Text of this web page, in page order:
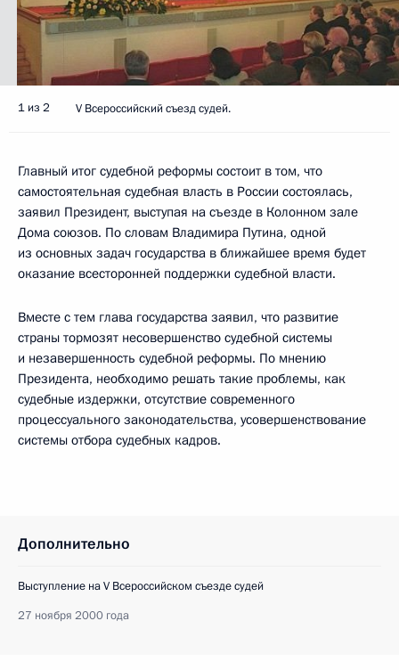
1 из 2 V Всероссийский съезд судей.
Главный итог судебной реформы состоит в том, что
самостоятельная судебная власть в России состоялась,
заявил Президент, выступая на съезде в Колонном зале
Дома союзов. По словам Владимира Путина, одной
из основных задач государства в ближайшее время будет
оказание всесторонней поддержки судебной власти.
Вместе с тем глава государства заявил, что развитие
страны тормозят несовершенство судебной системы
и незавершенность судебной реформы. По мнению
Президента, необходимо решать такие проблемы, как
судебные издержки, отсутствие современного
процессуального законодательства, усовершенствование
системы отбора судебных кадров.
Дополнительно
Выступление на V Всероссийском съезде судей
27 ноября 2000 года